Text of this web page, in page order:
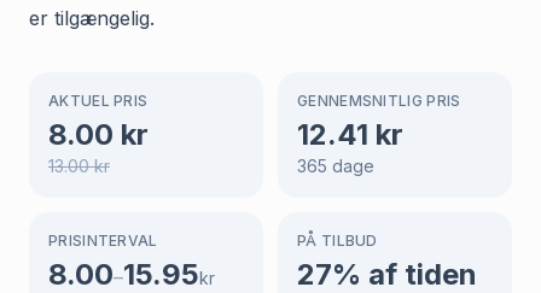
er tilgængelig.
AKTUEL PRIS
8.00 kr
13.00kr
GENNEMSNITLIG PRIS
12.41 kr
365 dage
PRISINTERVAL
8.00–15.95kr
PÅ TILBUD
27% af tiden